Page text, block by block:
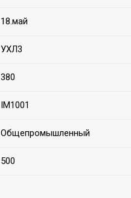
18.май
УХЛ3
380
IM1001
Общепромышленный
500